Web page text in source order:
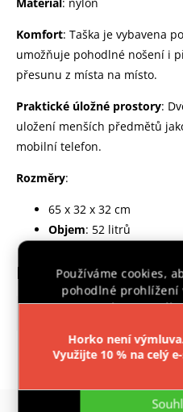
Používáme cookies,
pohodlné prohlížení
provozu webu
Horko není
Využijte 10 % na celý
Komfort: Taška je vybavena
umožňuje pohodlné nošení i
přesunu z místa na místo.
Praktické úložné prostory:
uložení menších předmětů
mobilní telefon.
Rozměry:
65 x 32 x 32 cm
Objem: 52 litrů
Doplňkové
Záruka : 2